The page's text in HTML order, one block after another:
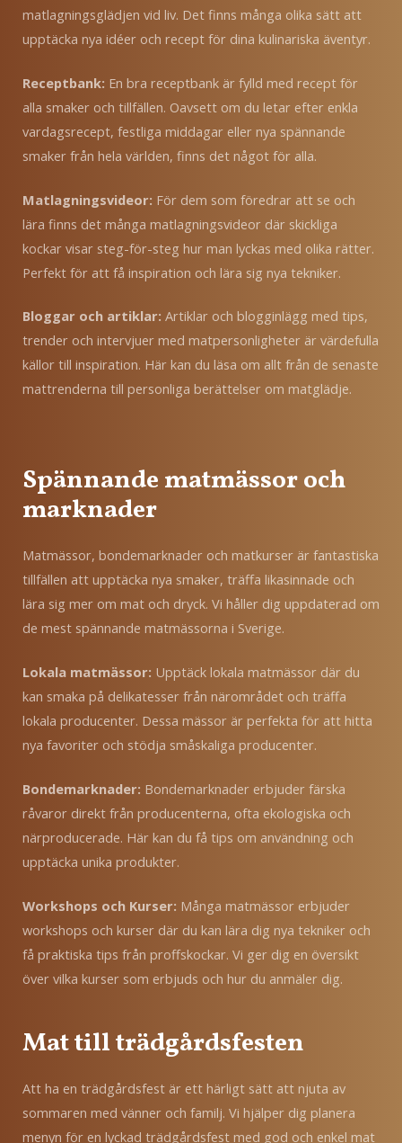
matlagningsglädjen vid liv. Det finns många olika sätt att
upptäcka nya idéer och recept för dina kulinariska äventyr.
Receptbank: En bra receptbank är fylld med recept för
alla smaker och tillfällen. Oavsett om du letar efter enkla
vardagsrecept, festliga middagar eller nya spännande
smaker från hela världen, finns det något för alla.
Matlagningsvideor: För dem som föredrar att se och
lära finns det många matlagningsvideor där skickliga
kockar visar steg-för-steg hur man lyckas med olika rätter.
Perfekt för att få inspiration och lära sig nya tekniker.
Bloggar och artiklar: Artiklar och blogginlägg med tips,
trender och intervjuer med matpersonligheter är värdefulla
källor till inspiration. Här kan du läsa om allt från de senaste
mattrenderna till personliga berättelser om matglädje.
Spännande matmässor och
marknader
Matmässor, bondemarknader och matkurser är fantastiska
tillfällen att upptäcka nya smaker, träffa likasinnade och
lära sig mer om mat och dryck. Vi håller dig uppdaterad om
de mest spännande matmässorna i Sverige.
Lokala matmässor: Upptäck lokala matmässor där du
kan smaka på delikatesser från närområdet och träffa
lokala producenter. Dessa mässor är perfekta för att hitta
nya favoriter och stödja småskaliga producenter.
Bondemarknader: Bondemarknader erbjuder färska
råvaror direkt från producenterna, ofta ekologiska och
närproducerade. Här kan du få tips om användning och
upptäcka unika produkter.
Workshops och Kurser: Många matmässor erbjuder
workshops och kurser där du kan lära dig nya tekniker och
få praktiska tips från proffskockar. Vi ger dig en översikt
över vilka kurser som erbjuds och hur du anmäler dig.
Mat till trädgårdsfesten
Att ha en trädgårdsfest är ett härligt sätt att njuta av
sommaren med vänner och familj. Vi hjälper dig planera
menyn för en lyckad trädgårdsfest med god och enkel mat